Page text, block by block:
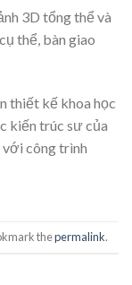
3D tổng thể và
thể, bàn giao
thiết kế khoa học
kiến trúc sư của
công trình
thepermalink.